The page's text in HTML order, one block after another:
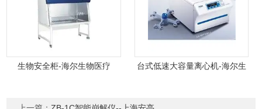
生物安全柜-海尔生物医疗
台式低速大容量离心机-海尔生